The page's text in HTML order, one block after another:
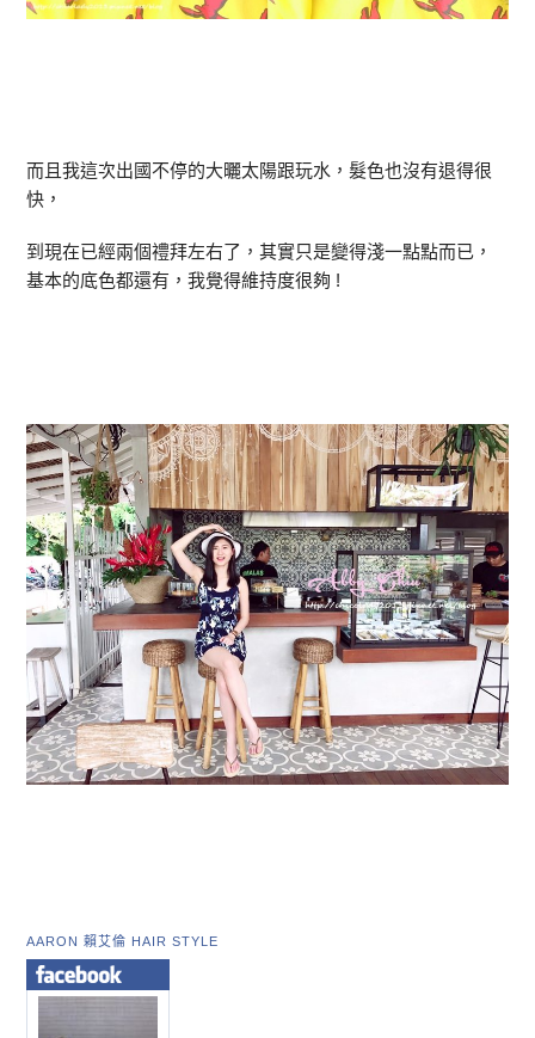
而且我這次出國不停的大曬太陽跟玩水，髮色也沒有退得很
快，
到現在已經兩個禮拜左右了，其實只是變得淺一點點而已，
基本的底色都還有，我覺得維持度很夠 !
AARON 賴艾倫 HAIR STYLE